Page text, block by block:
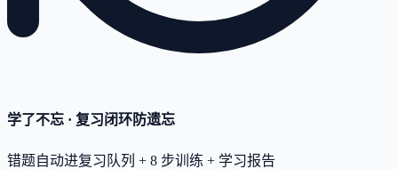
学了不忘 · 复习闭环防遗忘
错题自动进复习队列 + 8 步训练 + 学习报告